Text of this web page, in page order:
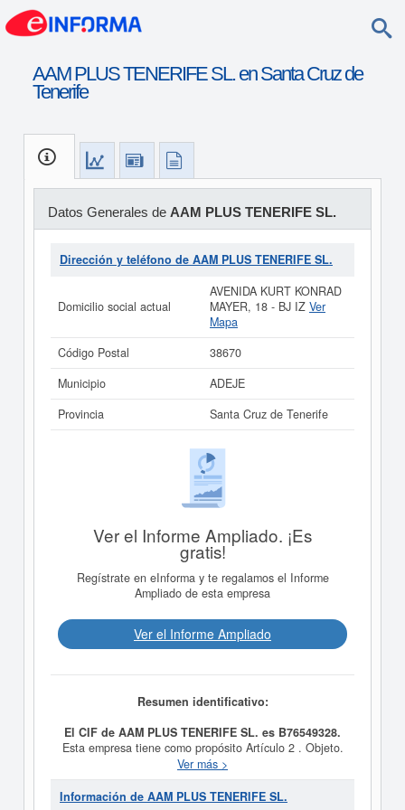
AAM PLUS TENERIFE SL. en Santa Cruz de
Tenerife
Datos Generales de AAM PLUS TENERIFE SL.
Dirección y teléfono de AAM PLUS TENERIFE SL.
Domicilio social actual
AVENIDA KURT KONRAD
MAYER, 18 - BJ IZ Ver
Mapa
Código Postal
38670
Municipio
ADEJE
Provincia
Santa Cruz de Tenerife
Ver el Informe Ampliado. ¡Es
gratis!
Regístrate en eInforma y te regalamos el Informe
Ampliado de esta empresa
Ver el Informe Ampliado
Resumen identificativo:
El CIF de AAM PLUS TENERIFE SL. es B76549328.
Esta empresa tiene como propósito Artículo 2 . Objeto.
La sociedad tiene por objeto: 1) Actividades de
Hostelería. El desarrollo y realización de todas las
actividades de tipo turístico, tales como la construcción
Ver más >
Información de AAM PLUS TENERIFE SL.